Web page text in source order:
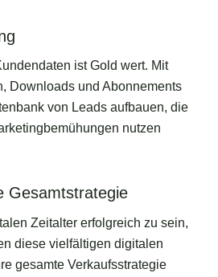
ist Gold wert. Mit
Downloads und Abonnements
von Leads aufbauen, die
nutzen
Gesamtstrategie
Zeitalter erfolgreich zu sein,
diese vielfältigen digitalen
gesamte Verkaufsstrategie